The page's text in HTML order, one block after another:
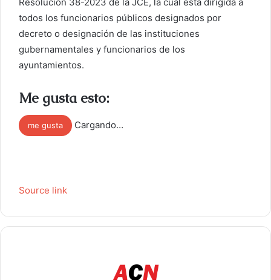
Resolución 38-2023 de la JCE, la cual está dirigida a
todos los funcionarios públicos designados por
decreto o designación de las instituciones
gubernamentales y funcionarios de los
ayuntamientos.
Me gusta esto:
me gusta Cargando…
Source link